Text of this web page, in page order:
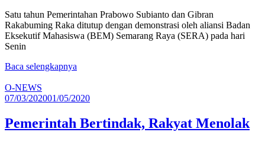
Satu tahun Pemerintahan Prabowo Subianto dan Gibran
Rakabuming Raka ditutup dengan demonstrasi oleh aliansi Badan
Eksekutif Mahasiswa (BEM) Semarang Raya (SERA) pada hari
Senin
Baca selengkapnya
O-NEWS
07/03/202001/05/2020
Pemerintah Bertindak, Rakyat Menolak